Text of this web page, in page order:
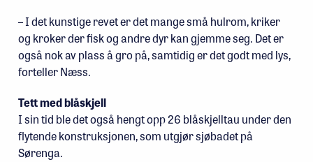
– I det kunstige revet er det mange små hulrom, kriker
og kroker der fisk og andre dyr kan gjemme seg. Det er
også nok av plass å gro på, samtidig er det godt med lys,
forteller Næss.
Tett med blåskjell
I sin tid ble det også hengt opp 26 blåskjelltau under den
flytende konstruksjonen, som utgjør sjøbadet på
Sørenga.